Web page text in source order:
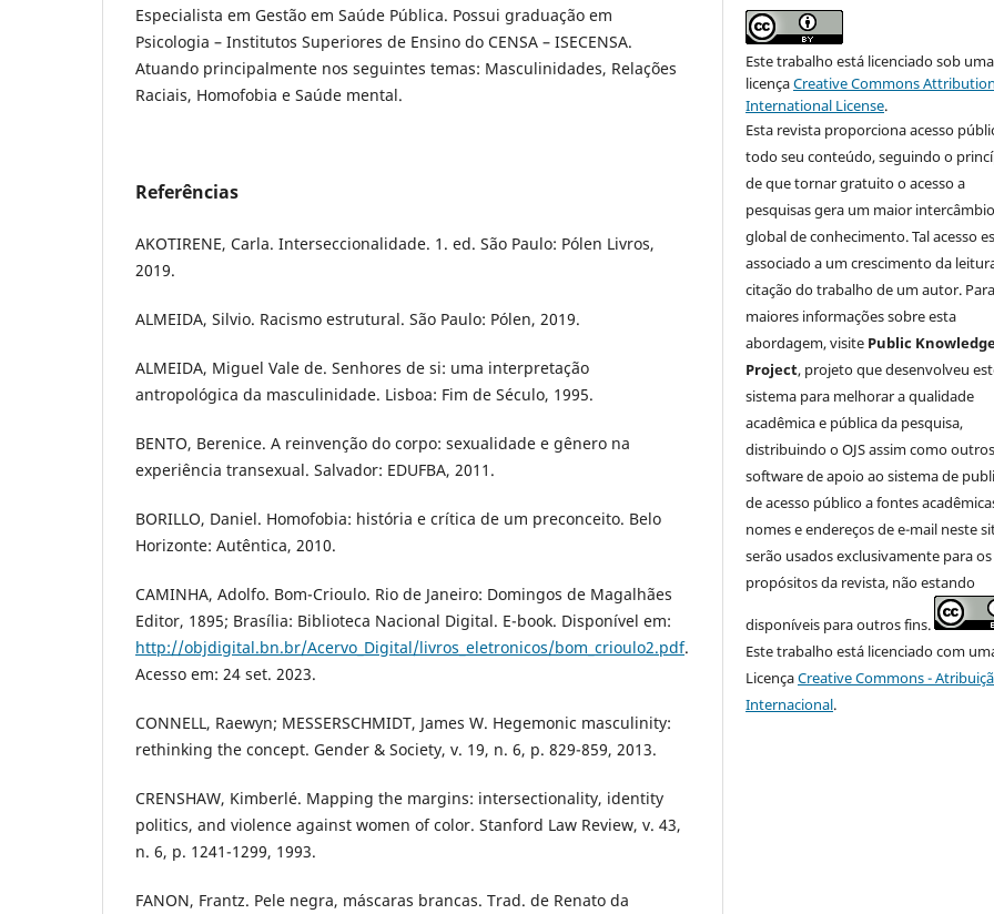
Especialista em Gestão em Saúde Pública. Possui graduação em
Psicologia – Institutos Superiores de Ensino do CENSA – ISECENSA.
Atuando principalmente nos seguintes temas: Masculinidades, Relações
Raciais, Homofobia e Saúde mental.
Referências
AKOTIRENE, Carla. Interseccionalidade. 1. ed. São Paulo: Pólen Livros,
2019.
ALMEIDA, Silvio. Racismo estrutural. São Paulo: Pólen, 2019.
ALMEIDA, Miguel Vale de. Senhores de si: uma interpretação
antropológica da masculinidade. Lisboa: Fim de Século, 1995.
BENTO, Berenice. A reinvenção do corpo: sexualidade e gênero na
experiência transexual. Salvador: EDUFBA, 2011.
BORILLO, Daniel. Homofobia: história e crítica de um preconceito. Belo
Horizonte: Autêntica, 2010.
CAMINHA, Adolfo. Bom-Crioulo. Rio de Janeiro: Domingos de Magalhães
Editor, 1895; Brasília: Biblioteca Nacional Digital. E-book. Disponível em:
http://objdigital.bn.br/Acervo_Digital/livros_eletronicos/bom_crioulo2.pdf.
Acesso em: 24 set. 2023.
CONNELL, Raewyn; MESSERSCHMIDT, James W. Hegemonic masculinity:
rethinking the concept. Gender & Society, v. 19, n. 6, p. 829-859, 2013.
CRENSHAW, Kimberlé. Mapping the margins: intersectionality, identity
politics, and violence against women of color. Stanford Law Review, v. 43,
n. 6, p. 1241-1299, 1993.
FANON, Frantz. Pele negra, máscaras brancas. Trad. de Renato da
Este trabalho está licenciado sob uma
licençaCreative Commons
International License.
Esta revista proporciona acesso
todo seu conteúdo, seguindo o
de que tornar gratuito o acesso a
pesquisas gera um maior intercâmbio
global de conhecimento. Tal acesso
associado a um crescimento da
citação do trabalho de um autor. Para
maiores informações sobre esta
abordagem, visite Public
Project, projeto que desenvolveu
sistema para melhorar a qualidade
acadêmica e pública da pesquisa,
distribuindo o OJS assim como outros
software de apoio ao sistema de
de acesso público a fontes
nomes e endereços de e-mail neste
serão usados exclusivamente para os
propósitos da revista, não estando
disponíveis para outros fins.
Este trabalho está licenciado com
LicençaCreative Commons -
Internacional.